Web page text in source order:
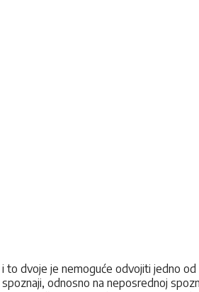
dvoje je nemoguće odvojiti jedno
odnosno na neposrednoj